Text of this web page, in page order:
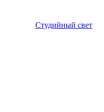
Студийный свет